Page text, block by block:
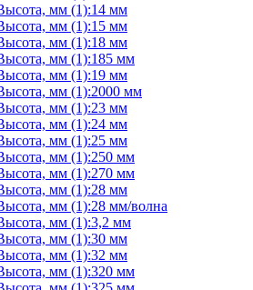
мм (1):14 мм
мм (1):15 мм
мм (1):18 мм
мм (1):185 мм
мм (1):19 мм
мм (1):2000 мм
мм (1):23 мм
мм (1):24 мм
мм (1):25 мм
мм (1):250 мм
мм (1):270 мм
мм (1):28 мм
мм (1):28 мм/волна
мм (1):3,2 мм
мм (1):30 мм
мм (1):32 мм
мм (1):320 мм